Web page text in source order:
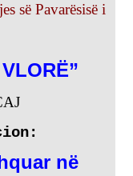
së Pavarësisë i
në